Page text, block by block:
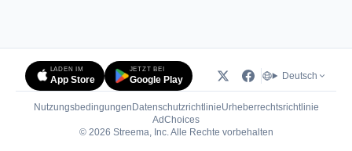
LADEN IM
App Store
JETZT BEI
Google Play Deutsch
Nutzungsbedingungen DatenschutzrichtlinieUrheberrechtsrichtlinie
AdChoices(öffnet in neuem Tab)
© 2026 Streema, Inc. Alle Rechte vorbehalten